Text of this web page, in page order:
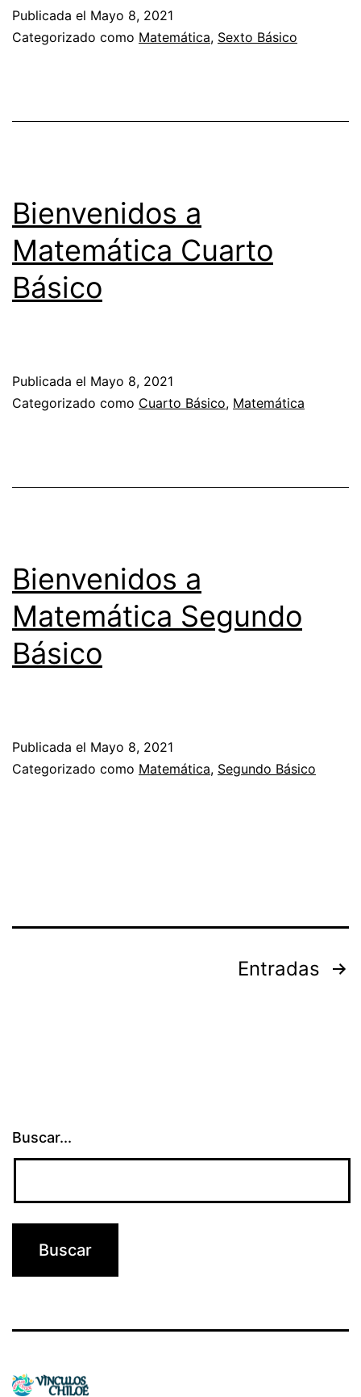
Publicada el Mayo 8, 2021
Categorizado como Matemática, Sexto Básico
Bienvenidos a
Matemática Cuarto
Básico
Publicada el Mayo 8, 2021
Categorizado como Cuarto Básico, Matemática
Bienvenidos a
Matemática Segundo
Básico
Publicada el Mayo 8, 2021
Categorizado como Matemática, Segundo Básico
Entradas
Buscar...